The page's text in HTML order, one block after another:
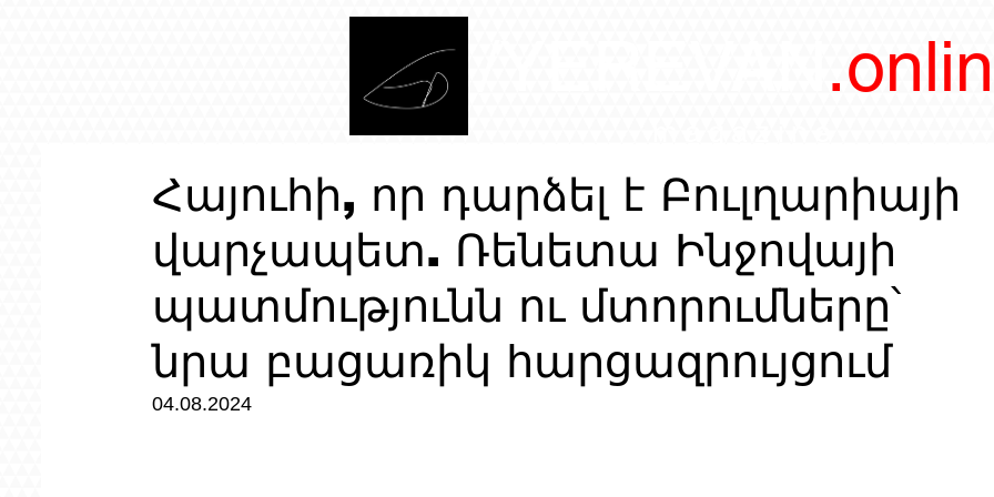
Հայուհի, որ դարձել է Բուլղարիայի
վարչապետ. Ռենետա Ինջովայի
պատմությունն ու մտորումները՝
նրա բացառիկ հարցազրույցում
04.08.2024